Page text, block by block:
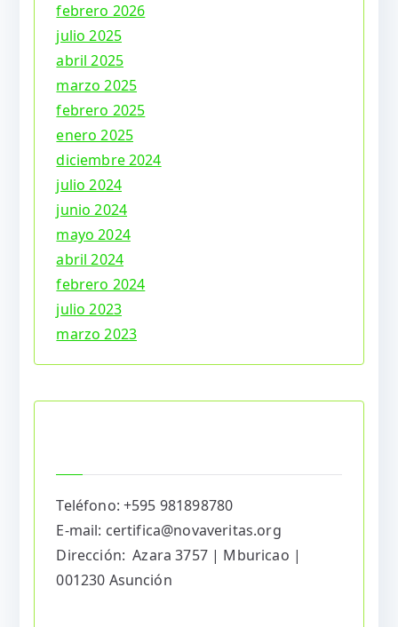
febrero 2026
julio 2025
abril 2025
marzo 2025
febrero 2025
enero 2025
diciembre 2024
julio 2024
junio 2024
mayo 2024
abril 2024
febrero 2024
julio 2023
marzo 2023
Teléfono: +595 981898780
E-mail: certifica@novaveritas.org
Dirección: Azara 3757 | Mburicao |
001230 Asunción